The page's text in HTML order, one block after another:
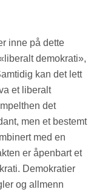
inne på dette
demokrati»,
kan det lett
et liberalt
det
men et bestemt
med en
er åpenbart et
Demokratier
og allmenn